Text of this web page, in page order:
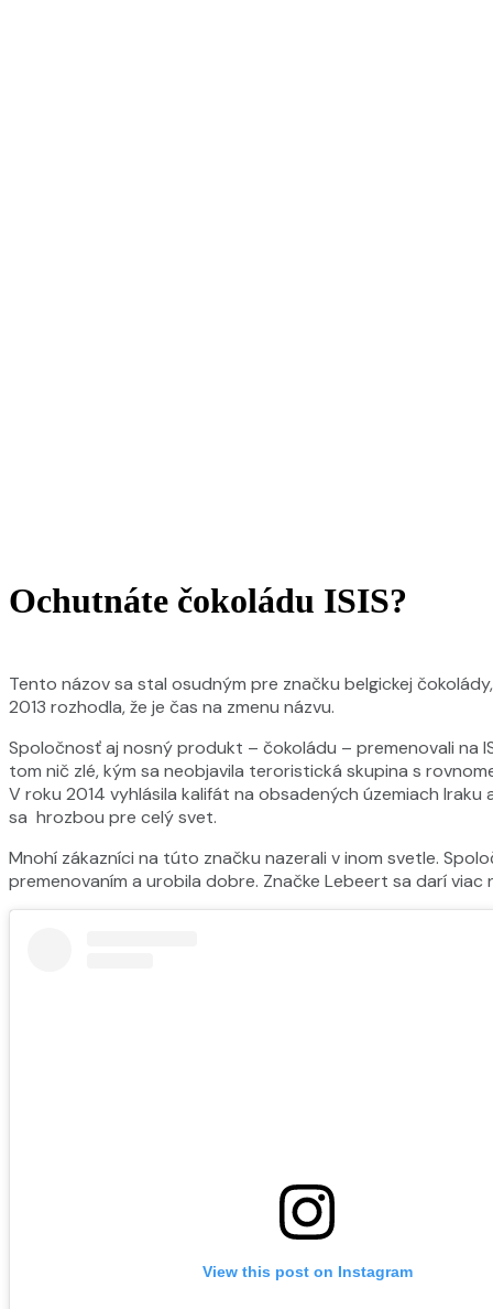
Ochutnáte čokoládu ISIS?
Tento názov sa stal osudným pre značku belgickej
2013 rozhodla, že je čas na zmenu názvu.
Spoločnosť aj nosný produkt – čokoládu – premenovali na
tom nič zlé, kým sa neobjavila teroristická skupina s
V roku 2014 vyhlásila kalifát na obsadených územiach Iraku
sa hrozbou pre celý svet.
Mnohí zákazníci na túto značku nazerali v inom svetle.
premenovaním a urobila dobre. Značke Lebeert sa darí viac
View this post on Instagram